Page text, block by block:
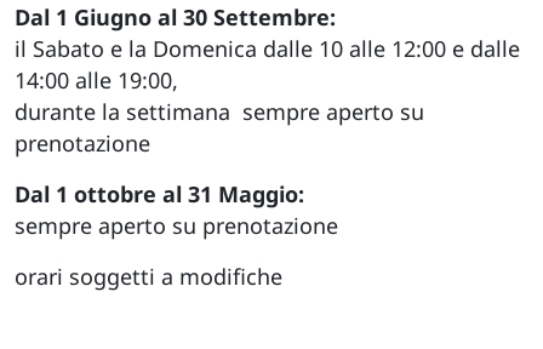
Dal 1 Giugno al 30 Settembre:
il Sabato e la Domenica dalle 10 alle 12:00 e dalle
14:00 alle 19:00,
durante la settimana sempre aperto su
prenotazione
Dal 1 ottobre al 31 Maggio:
sempre aperto su prenotazione
orari soggetti a modifiche